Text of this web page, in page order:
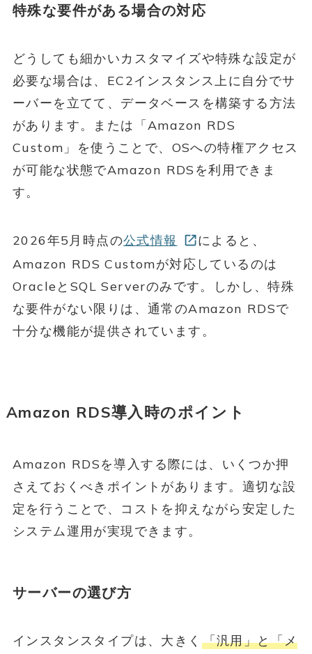
特殊な要件がある場合の対応
どうしても細かいカスタマイズや特殊な設定が
必要な場合は、EC2インスタンス上に自分でサ
ーバーを立てて、データベースを構築する方法
があります。または「Amazon RDS
Custom」を使うことで、OSへの特権アクセス
が可能な状態でAmazon RDSを利用できま
す。
2026年5月時点の公式情報
によると、
Amazon RDS Customが対応しているのは
OracleとSQL Serverのみです。しかし、特殊
な要件がない限りは、通常のAmazon RDSで
十分な機能が提供されています。
Amazon RDS導入時のポイント
Amazon RDSを導入する際には、いくつか押
さえておくべきポイントがあります。適切な設
定を行うことで、コストを抑えながら安定した
システム運用が実現できます。
サーバーの選び方
インスタンスタイプは、大きく 「汎用」と「メ